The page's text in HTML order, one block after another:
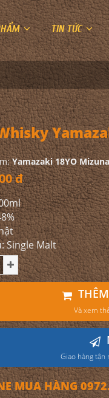
TIN TỨC
Yamazaki 18YO
đ
Single Malt
Và xem
Giao hàng tận
MUA HÀNG